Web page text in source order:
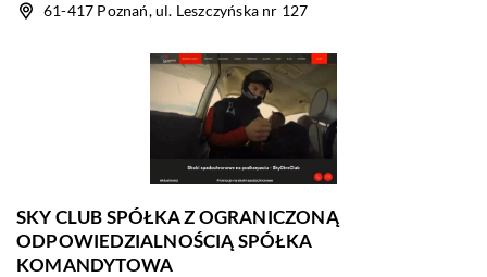
61-417 Poznań, ul. Leszczyńska nr 127
SKY CLUB SPÓŁKA Z OGRANICZONĄ
ODPOWIEDZIALNOŚCIĄ SPÓŁKA
KOMANDYTOWA